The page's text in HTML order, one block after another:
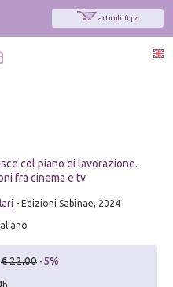
articoli: 0 pz.
col piano di lavorazione.
fra cinema e tv
- Edizioni Sabinae, 2024
€ 22.00 -5%